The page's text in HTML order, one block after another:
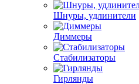
Шнуры, удлинители
Диммеры
Стабилизаторы
Гирлянды